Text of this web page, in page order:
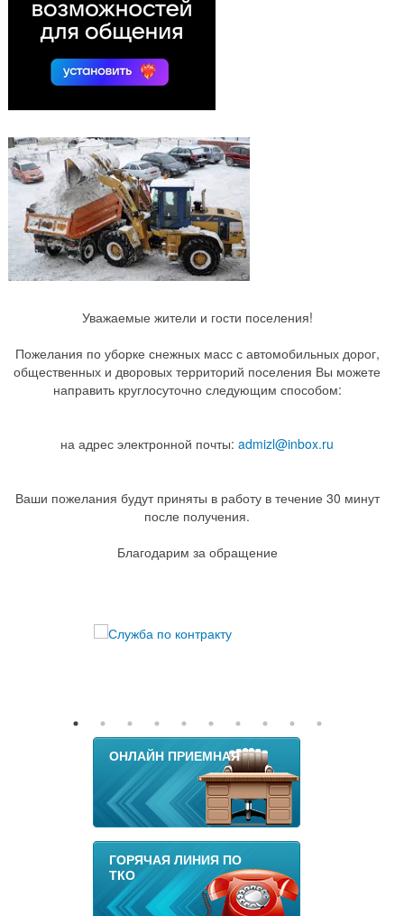
Уважаемые жители и гости поселения!
Пожелания по уборке снежных масс с автомобильных дорог,
общественных и дворовых территорий поселения Вы можете
направить круглосуточно следующим способом:
на адрес электронной почты: admizl@inbox.ru
Ваши пожелания будут приняты в работу в течение 30 минут
после получения.
Благодарим за обращение
ОНЛАЙН ПРИЕМНАЯ
ГОРЯЧАЯ ЛИНИЯ ПО
ТКО